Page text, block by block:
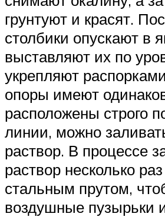
грунтуют и красят.
столбики опускают в
выставляют их по
укрепляют
опоры имеют
расположены строго
линии, можно
раствор. В процессе
раствор несколько
стальным прутом,
воздушные пузырьки